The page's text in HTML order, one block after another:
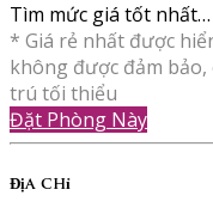
Tìm mức giá tốt nhất…
* Giá rẻ nhất được
không được đảm
trú tối thiểu
Đặt Phòng Này
Địa chỉ